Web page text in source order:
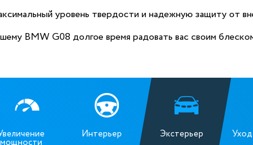
уровень твердости и надежную защиту от
BMW G08 долгое время радовать вас своим
Интерьер Экстерьер